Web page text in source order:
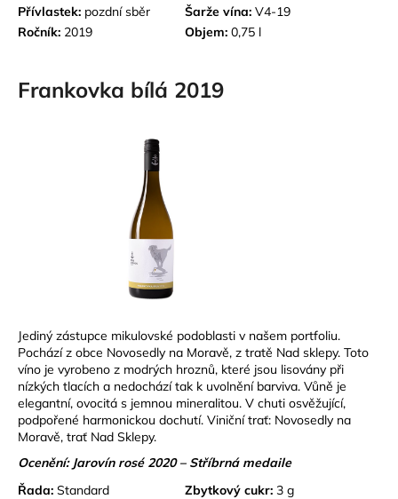
Přívlastek: pozdní sběr Šarže vína: V4-19
Ročník: 2019 Objem: 0,75 l
Frankovka bílá 2019
Jediný zástupce mikulovské podoblasti v našem portfoliu.
Pochází z obce Novosedly na Moravě, z tratě Nad sklepy. Toto
víno je vyrobeno z modrých hroznů, které jsou lisovány při
nízkých tlacích a nedochází tak k uvolnění barviva. Vůně je
elegantní, ovocitá s jemnou mineralitou. V chuti osvěžující,
podpořené harmonickou dochutí. Viniční trať: Novosedly na
Moravě, trať Nad Sklepy.
Ocenění: Jarovín rosé 2020 – Stříbrná medaile
Řada: Standard Zbytkový cukr: 3 g